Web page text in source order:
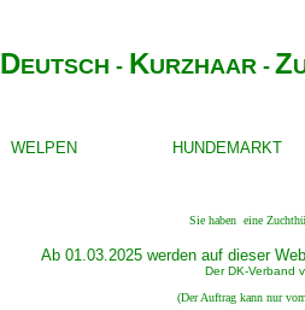
DEUTSCH - KURZHAAR - Z
WELPEN HUNDEMARKT
Sie haben eine
Ab 01.03.2025 werden auf dieser
Der DK-Verband
(Der Auftrag kann nur